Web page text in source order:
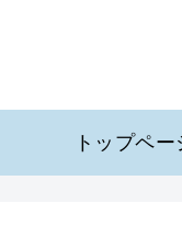
トップペー